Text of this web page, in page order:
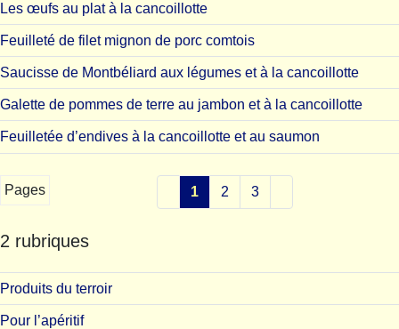
Les œufs au plat à la cancoillotte
Feuilleté de filet mignon de porc comtois
Saucisse de Montbéliard aux légumes et à la cancoillotte
Galette de pommes de terre au jambon et à la cancoillotte
Feuilletée d’endives à la cancoillotte et au saumon
Pages 1 2 3
2 rubriques
Produits du terroir
Pour l’apéritif